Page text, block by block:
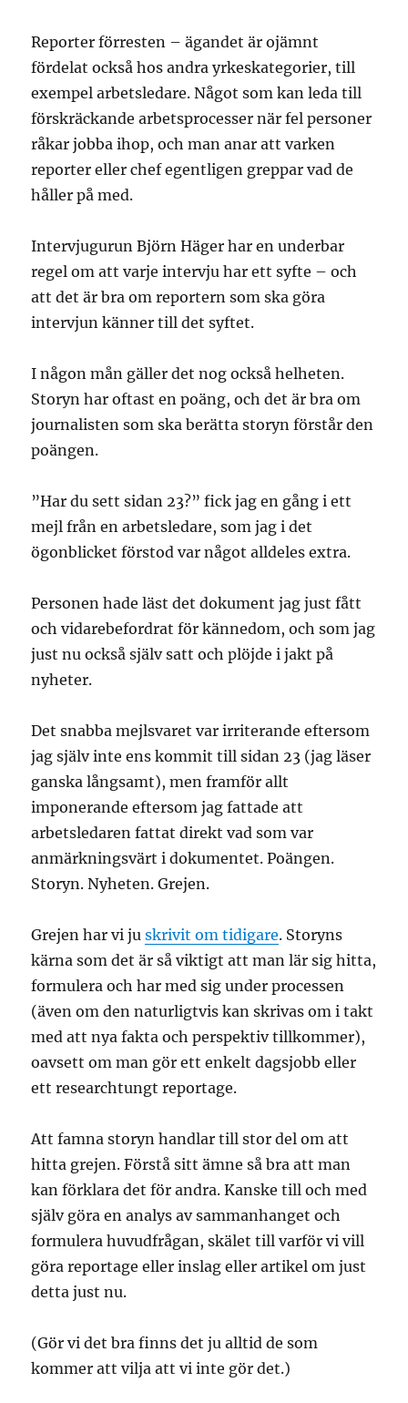
Reporter förresten – ägandet är ojämnt
fördelat också hos andra yrkeskategorier, till
exempel arbetsledare. Något som kan leda till
förskräckande arbetsprocesser när fel personer
råkar jobba ihop, och man anar att varken
reporter eller chef egentligen greppar vad de
håller på med.
Intervjugurun Björn Häger har en underbar
regel om att varje intervju har ett syfte – och
att det är bra om reportern som ska göra
intervjun känner till det syftet.
I någon mån gäller det nog också helheten.
Storyn har oftast en poäng, och det är bra om
journalisten som ska berätta storyn förstår den
poängen.
”Har du sett sidan 23?” fick jag en gång i ett
mejl från en arbetsledare, som jag i det
ögonblicket förstod var något alldeles extra.
Personen hade läst det dokument jag just fått
och vidarebefordrat för kännedom, och som jag
just nu också själv satt och plöjde i jakt på
nyheter.
Det snabba mejlsvaret var irriterande eftersom
jag själv inte ens kommit till sidan 23 (jag läser
ganska långsamt), men framför allt
imponerande eftersom jag fattade att
arbetsledaren fattat direkt vad som var
anmärkningsvärt i dokumentet. Poängen.
Storyn. Nyheten. Grejen.
Grejen har vi juskrivit om tidigare. Storyns
kärna som det är så viktigt att man lär sig hitta,
formulera och har med sig under processen
(även om den naturligtvis kan skrivas om i takt
med att nya fakta och perspektiv tillkommer),
oavsett om man gör ett enkelt dagsjobb eller
ett researchtungt reportage.
Att famna storyn handlar till stor del om att
hitta grejen. Förstå sitt ämne så bra att man
kan förklara det för andra. Kanske till och med
själv göra en analys av sammanhanget och
formulera huvudfrågan, skälet till varför vi vill
göra reportage eller inslag eller artikel om just
detta just nu.
(Gör vi det bra finns det ju alltid de som
kommer att vilja att vi inte gör det.)